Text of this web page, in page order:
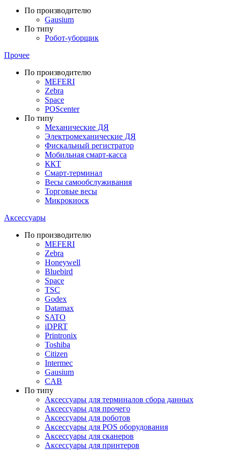
По производителю
Gausium
По типу
Робот-уборщик
Прочее
По производителю
MEFERI
Zebra
Space
POScenter
По типу
Механические ДЯ
Электромеханические ДЯ
Фискальный регистратор
Мобильная смарт-касса
ККТ
Смарт-терминал
Весы самообслуживания
Торговые весы
Микрокиоск
Аксессуары
По производителю
MEFERI
Zebra
Honeywell
Bluebird
Space
TSC
Godex
Datamax
SATO
iDPRT
Printronix
Toshiba
Citizen
Intermec
Gausium
CAB
По типу
Аксессуары для терминалов сбора данных
Аксессуары для прочего
Аксессуары для роботов
Аксессуары для POS оборудования
Аксессуары для сканеров
Аксессуары для принтеров